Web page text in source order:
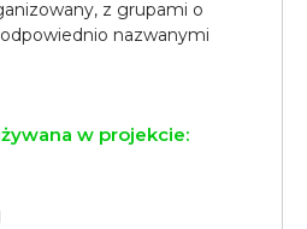
z grupami o
nazwanymi
w projekcie: